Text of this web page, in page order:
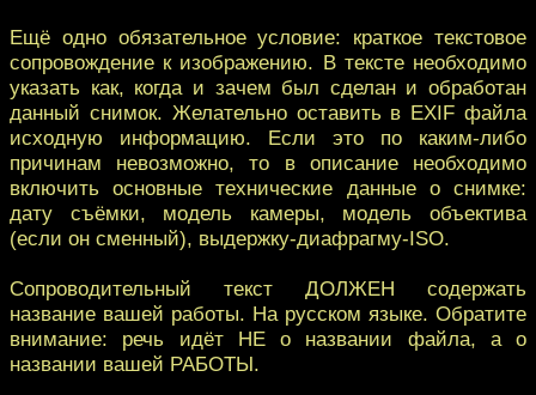
Ещё одно обязательное условие: краткое текстовое
сопровождение к изображению. В тексте необходимо
указать как, когда и зачем был сделан и обработан
данный снимок. Желательно оставить в EXIF файла
исходную информацию. Если это по каким-либо
причинам невозможно, то в описание необходимо
включить основные технические данные о снимке:
дату съёмки, модель камеры, модель объектива
(если он сменный), выдержку-диафрагму-ISO.
Сопроводительный текст ДОЛЖЕН содержать
название вашей работы. На русском языке. Обратите
внимание: речь идёт НЕ о названии файла, а о
названии вашей РАБОТЫ.